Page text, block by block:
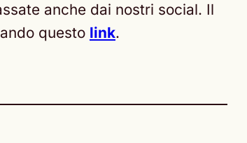
anche dai nostri social. Il
questo link.